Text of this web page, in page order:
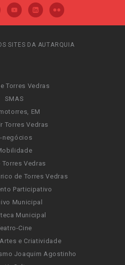
SITES DA AUTARQUIA
Torres Vedras
SMAS
EM
Torres Vedras
negócios
Torres Vedras
de Torres Vedras
Participativo
Municipal
Municipal
Cine
e Criatividade
Joaquim Agostinho